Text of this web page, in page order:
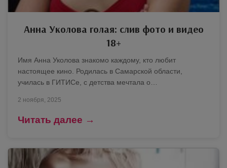
Анна Уколова голая: слив фото и видео
18+
Имя Анна Уколова знакомо каждому, кто любит
настоящее кино. Родилась в Самарской области,
училась в ГИТИСе, с детства мечтала о…
2 ноября, 2025
Читать далее →